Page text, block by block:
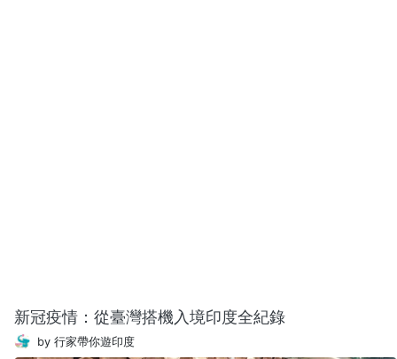
新冠疫情：從臺灣搭機入境印度全紀錄
by 行家帶你遊印度